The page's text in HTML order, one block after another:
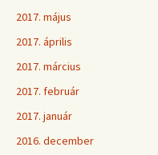
2017. május
2017. április
2017. március
2017. február
2017. január
2016. december